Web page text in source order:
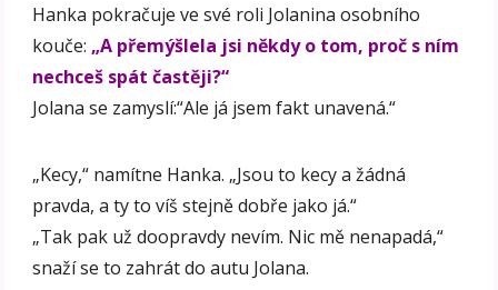
Hanka pokračuje ve své roli Jolanina osobního
kouče: „A přemýšlela jsi někdy o tom, proč s ním
nechceš spát častěji?“
Jolana se zamyslí:“Ale já jsem fakt unavená.“
„Kecy,“ namítne Hanka. „Jsou to kecy a žádná
pravda, a ty to víš stejně dobře jako já.“
„Tak pak už doopravdy nevím. Nic mě nenapadá,“
snaží se to zahrát do autu Jolana.